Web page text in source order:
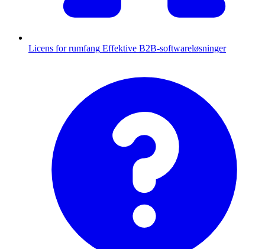
Licens for rumfang Effektive B2B-softwareløsninger